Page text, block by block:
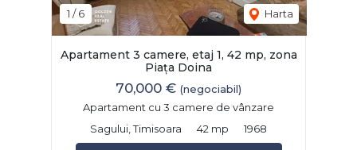
1 /6 Harta
Apartament 3 camere, etaj 1, 42 mp, zona
Piața Doina
70,000 € (negociabil)
Apartament cu 3 camere de vânzare
Sagului, Timisoara
42 mp 1968